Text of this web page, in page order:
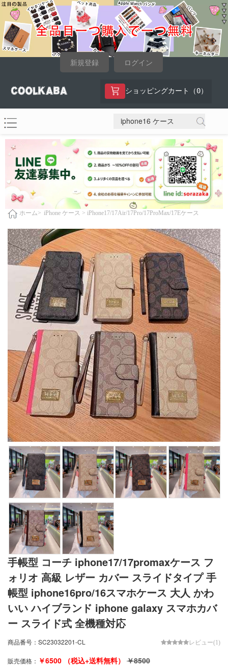
新規登録 ログイン
ショッピングカート（ 0）
ホーム> iPhone ケース > iPhone17/17Air/17Pro/17ProMax/17Eケース
手帳型 コーチ iphone17/17promaxケース フ
ォリオ 高級 レザー カバー スライドタイプ 手
帳型 iphone16pro/16スマホケース 大人 かわ
いい ハイブランド iphone galaxy スマホカバ
ー スライド式 全機種対応
商品番号： SC23032201-CL レビュー(1)
販売価格： ￥6500 （税込+送料無料） ￥8500